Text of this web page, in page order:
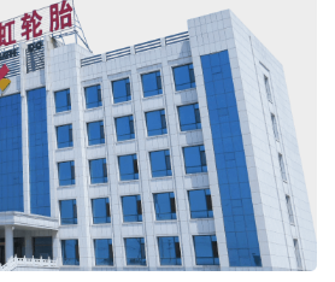
设备引进于日本神户制钢所
钢丝压延设备引进意大利科美利奥·
ERCOLE）;胎面、胎侧挤出设备
（TRESTER）;胎坯成型设备引进荷
衡、均一性检测机引进日本国际计
）。公司同时与国内橡胶机械制
作，其中有广东巨轮、北京恒驰、
稳定可靠的产品质
理体系，赢得了全球消费者的肯
歌谱两个自主品牌，1500余个规
ISO90001、IS0/TS16949质量体系